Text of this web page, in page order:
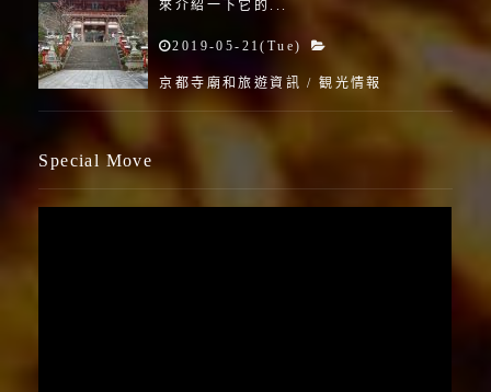
來介紹一下它的...
2019-05-21(Tue)
京都寺廟和旅遊資訊 /観光情報
Special Move